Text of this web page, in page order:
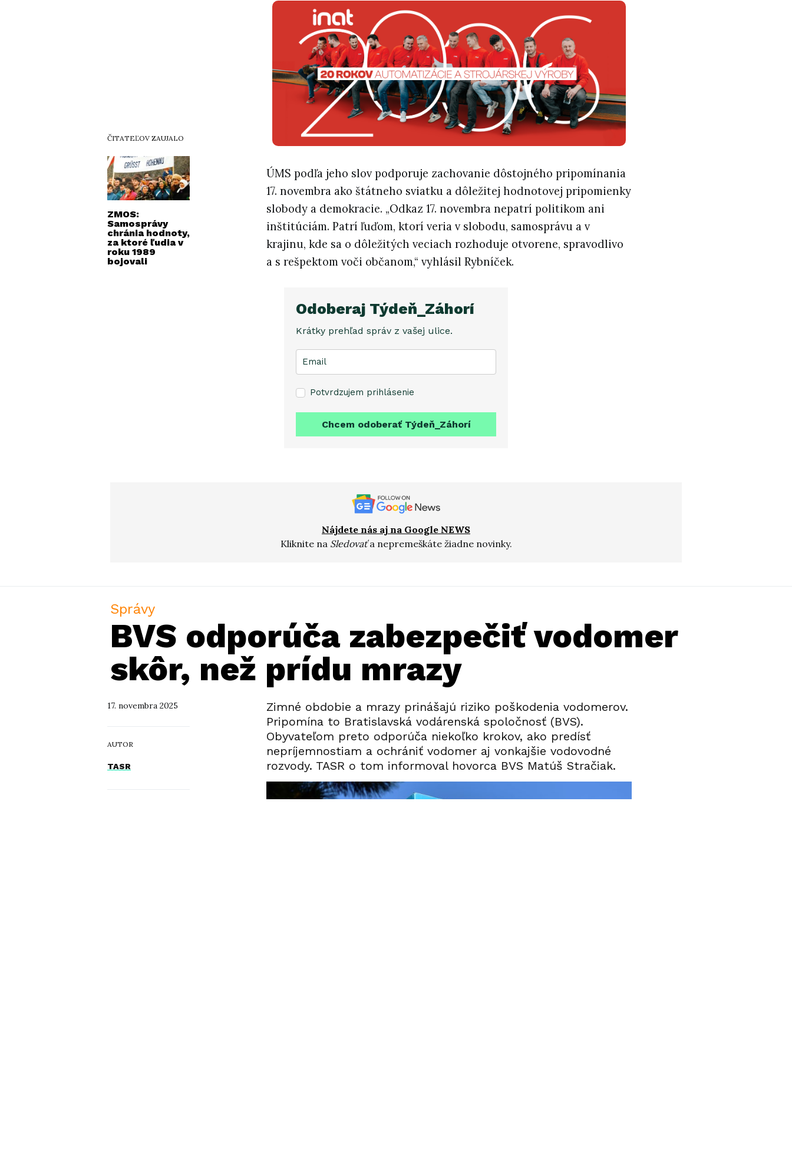
ČITATEĽOV ZAUJALO
ZMOS:
Samosprávy
chránia hodnoty,
za ktoré ľudia v
roku 1989
bojovali
ÚMS podľa jeho slov podporuje zachovanie dôstojného pripomínania
17. novembra ako štátneho sviatku a dôležitej hodnotovej pripomienky
slobody a demokracie. „Odkaz 17. novembra nepatrí politikom ani
inštitúciám. Patrí ľuďom, ktorí veria v slobodu, samosprávu a v
krajinu, kde sa o dôležitých veciach rozhoduje otvorene, spravodlivo
a s rešpektom voči občanom,“ vyhlásil Rybníček.
Odoberaj Týdeň_Záhorí
Krátky prehľad správ z vašej ulice.
Potvrdzujem prihlásenie
Chcem odoberať Týdeň_Záhorí
Nájdete nás aj na Google NEWS
Kliknite na Sledovaťa nepremeškáte žiadne novinky.
Správy
BVS odporúča zabezpečiť vodomer
skôr, než prídu mrazy
17. novembra 2025
AUTOR
TASR
Zimné obdobie a mrazy prinášajú riziko poškodenia vodomerov.
Pripomína to Bratislavská vodárenská spoločnosť (BVS).
Obyvateľom preto odporúča niekoľko krokov, ako predísť
nepríjemnostiam a ochrániť vodomer aj vonkajšie vodovodné
rozvody. TASR o tom informoval hovorca BVS Matúš Stračiak.